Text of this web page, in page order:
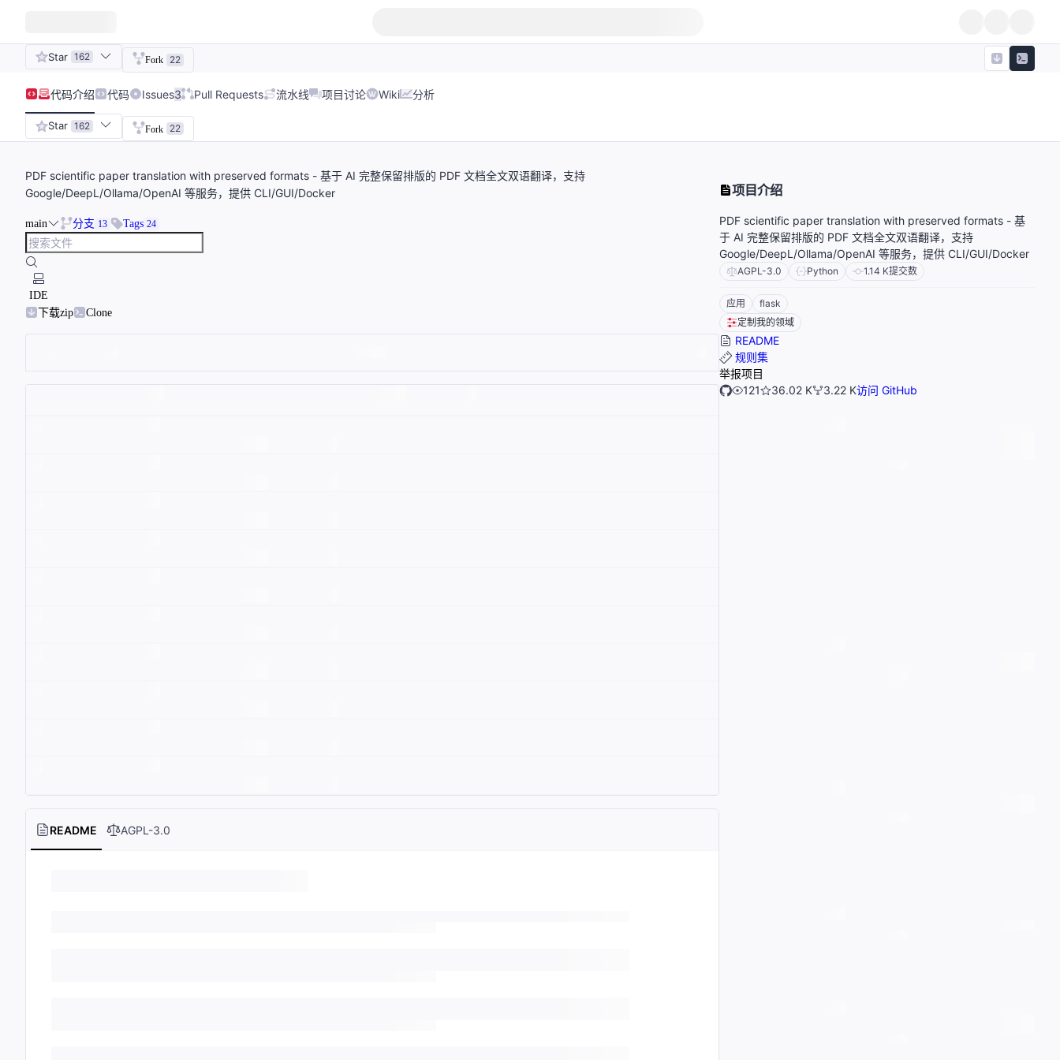
Star 162 Fork 22
代码介绍 代码 Issues3 Pull Requests 流水线 项目讨论 Wiki 分析
Star 162 Fork 22
PDF scientific paper translation with preserved formats - 基于 AI 完整保留排版的 PDF 文档全文双语翻译，支持
Google/DeepL/Ollama/OpenAI 等服务，提供 CLI/GUI/Docker
main 分支 13 Tags 24
IDE
下载zip
Clone
README AGPL-3.0
项目介绍
PDF scientific paper translation with preserved formats - 基
于 AI 完整保留排版的 PDF 文档全文双语翻译，支持
Google/DeepL/Ollama/OpenAI 等服务，提供 CLI/GUI/Docker
AGPL-3.0 Python 1.14 K提交数
应用
flask
定制我的领域
README
规则集
举报项目
121
36.02 K 3.22 K访问 GitHub